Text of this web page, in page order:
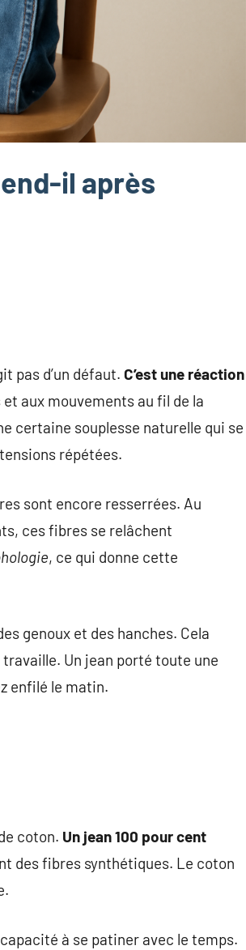
il après
pas d’un défaut. C’est une réaction
aux mouvements au fil de la
certaine souplesse naturelle qui se
répétées.
sont encore resserrées. Au
ces fibres se relâchent
, ce qui donne cette
genoux et des hanches. Cela
Un jean porté toute une
enfilé le matin.
coton. Un jean 100 pour cent
des fibres synthétiques. Le coton
à se patiner avec le temps.